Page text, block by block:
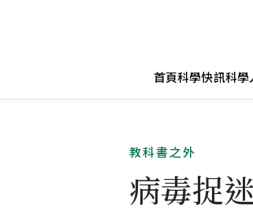
首頁科學快訊科學
教科書之外
病毒捉